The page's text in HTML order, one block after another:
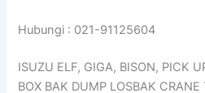
Hubungi : 021-91125604
ISUZU ELF, GIGA, BISON, PICK
BOX BAK DUMP LOSBAK